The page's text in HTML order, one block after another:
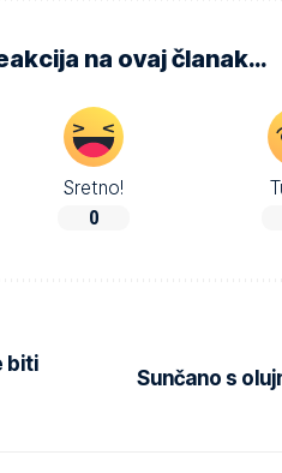
na ovaj članak…
Sretno!
0
biti
Sunčano s